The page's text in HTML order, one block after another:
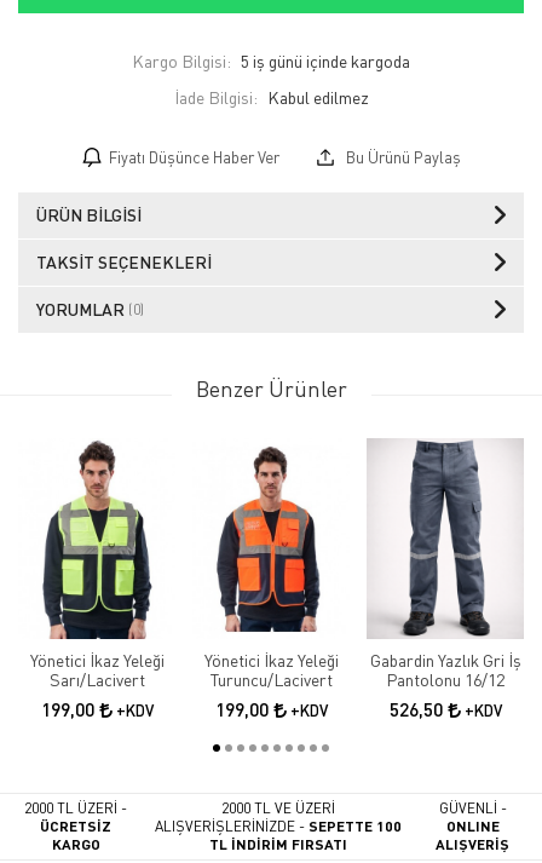
Kargo Bilgisi: 5 iş günü içinde kargoda
İade Bilgisi:
Fiyatı Düşünce Haber Ver Bu Ürünü Paylaş
ÜRÜN BILGISI
TAKSIT SEÇENEKLERI
YORUMLAR (0)
Benzer Ürünler
Yönetici İkaz Yeleği
Sarı/Lacivert
199,00 +KDV
Yönetici İkaz Yeleği
Turuncu/Lacivert
199,00 +KDV
Gabardin Yazlık Gri İş
Pantolonu 16/12
526,50 +KDV
2000 TL ÜZERİ -
ÜCRETSİZ
KARGO
2000 TL VE ÜZERİ
ALIŞVERİŞLERİNİZDE -SEPETTE 100
TL İNDİRİM FIRSATI
GÜVENLİ -
ONLINE
ALIŞVERİŞ